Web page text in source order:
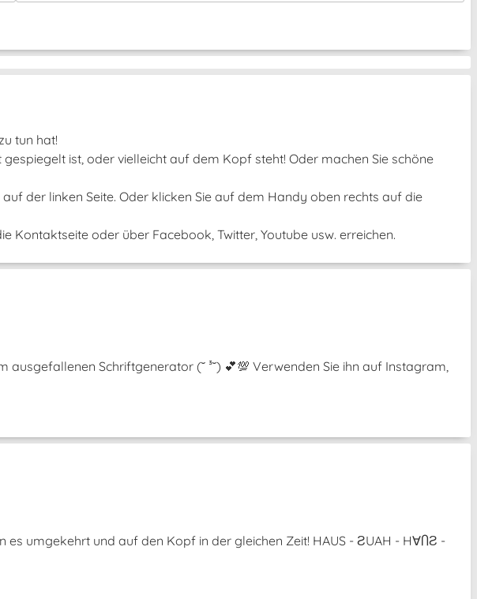
tun hat!
ist, oder vielleicht auf dem Kopf steht! Oder machen Sie schöne
der linken Seite. Oder klicken Sie auf dem Handy oben rechts auf die
Kontaktseite oder über Facebook, Twitter, Youtube usw. erreichen.
Schriftgenerator (˘ ³˘) 💕💯 Verwenden Sie ihn auf Instagram,
umgekehrt und auf den Kopf in der gleichen Zeit! HAUS - ƧUAH - H∀ႶƧ -